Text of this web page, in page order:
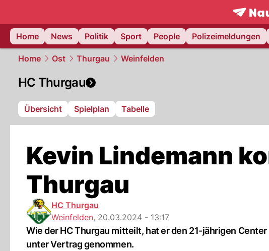
Home
News Politik Sport People Polizeimeldungen
Home Ost Thurgau Weinfelden
HC Thurgau
Übersicht Spielplan Tabelle
Kevin Lindemann
Thurgau
HC Thurgau
Weinfelden, 20.03.2024 - 13:17
Wie der HC Thurgau mitteilt, hat er den 21-jährigen
unter Vertrag genommen.